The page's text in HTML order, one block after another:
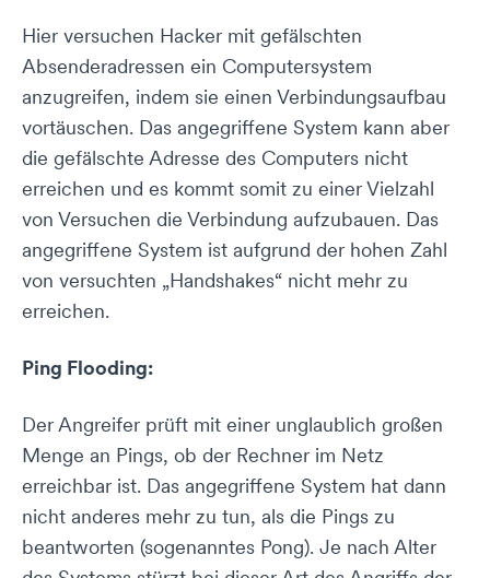
Hier versuchen Hacker mit gefälschten
Absenderadressen ein Computersystem
anzugreifen, indem sie einen Verbindungsaufbau
vortäuschen. Das angegriffene System kann aber
die gefälschte Adresse des Computers nicht
erreichen und es kommt somit zu einer Vielzahl
von Versuchen die Verbindung aufzubauen. Das
angegriffene System ist aufgrund der hohen Zahl
von versuchten „Handshakes“ nicht mehr zu
erreichen.
Ping Flooding:
Der Angreifer prüft mit einer unglaublich großen
Menge an Pings, ob der Rechner im Netz
erreichbar ist. Das angegriffene System hat dann
nicht anderes mehr zu tun, als die Pings zu
beantworten (sogenanntes Pong). Je nach Alter